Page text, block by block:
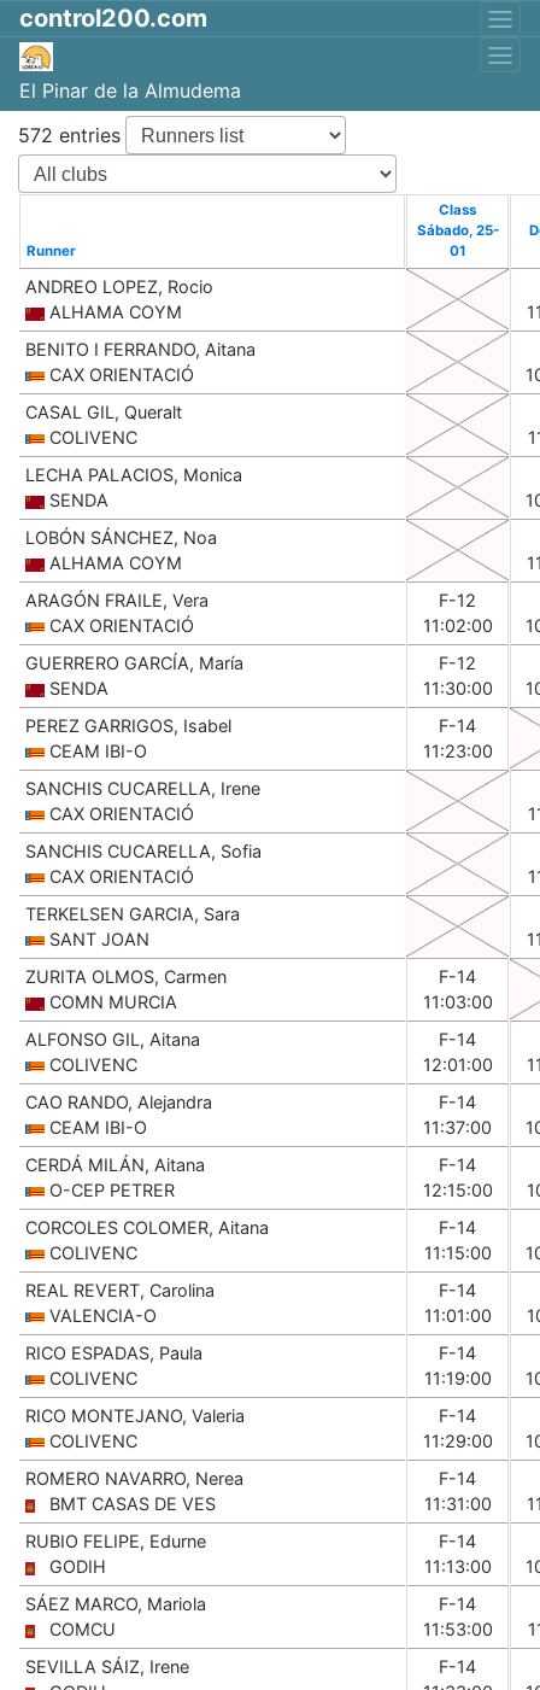
control200.com
El Pinar de la Almudema
572 entries
Runner
Class
Sábado, 25-
01
ANDREO LOPEZ, Rocio
ALHAMA COYM
BENITO I FERRANDO, Aitana
CAX ORIENTACIÓ
CASAL GIL, Queralt
COLIVENC
LECHA PALACIOS, Monica
SENDA
LOBÓN SÁNCHEZ, Noa
ALHAMA COYM
ARAGÓN FRAILE, Vera
CAX ORIENTACIÓ
F-12
11:02:00
GUERRERO GARCÍA, María
SENDA
F-12
11:30:00
PEREZ GARRIGOS, Isabel
CEAM IBI-O
F-14
11:23:00
SANCHIS CUCARELLA, Irene
CAX ORIENTACIÓ
SANCHIS CUCARELLA, Sofia
CAX ORIENTACIÓ
TERKELSEN GARCIA, Sara
SANT JOAN
ZURITA OLMOS, Carmen
COMN MURCIA
F-14
11:03:00
ALFONSO GIL, Aitana
COLIVENC
F-14
12:01:00
CAO RANDO, Alejandra
CEAM IBI-O
F-14
11:37:00
CERDÁ MILÁN, Aitana
O-CEP PETRER
F-14
12:15:00
CORCOLES COLOMER, Aitana
COLIVENC
F-14
11:15:00
REAL REVERT, Carolina
VALENCIA-O
F-14
11:01:00
RICO ESPADAS, Paula
COLIVENC
F-14
11:19:00
RICO MONTEJANO, Valeria
COLIVENC
F-14
11:29:00
ROMERO NAVARRO, Nerea
BMT CASAS DE VES
F-14
11:31:00
RUBIO FELIPE, Edurne
GODIH
F-14
11:13:00
SÁEZ MARCO, Mariola
COMCU
F-14
11:53:00
SEVILLA SÁIZ, Irene
F-14